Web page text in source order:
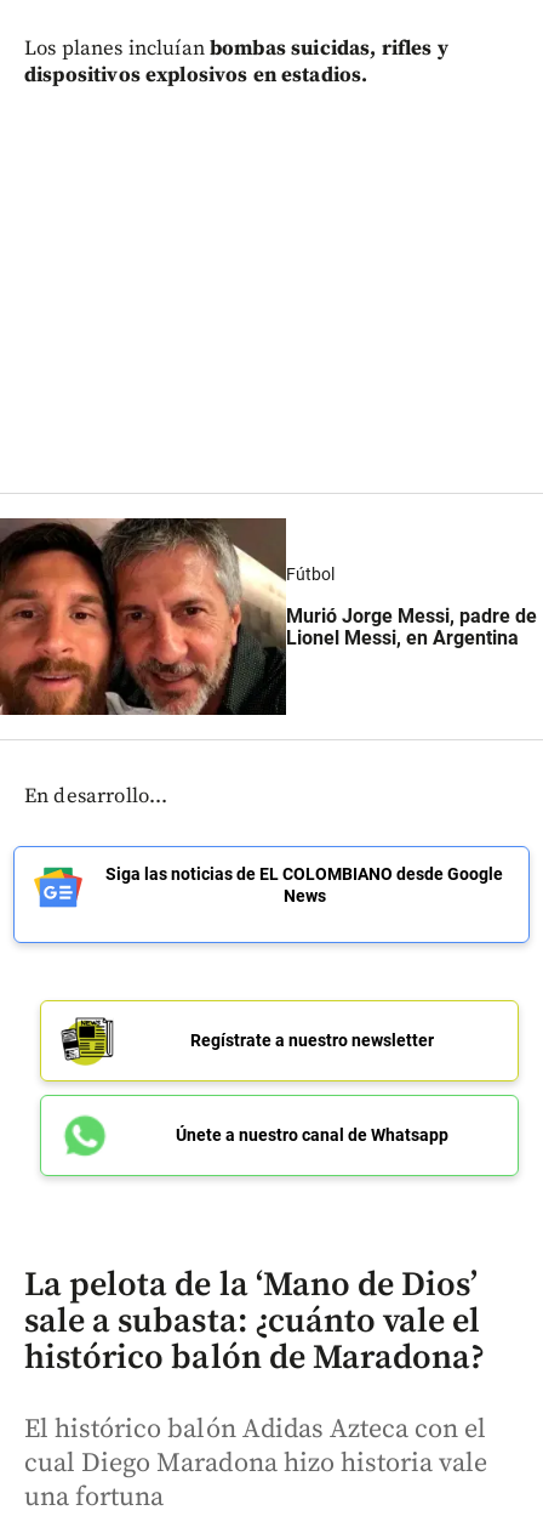
Los planes incluíanbombas suicidas, rifles y
dispositivos explosivos en estadios.
Fútbol
Murió Jorge Messi, padre de
Lionel Messi, en Argentina
En desarrollo...
Siga las noticias de EL COLOMBIANO desde Google
News
Regístrate a nuestro newsletter
Únete a nuestro canal de Whatsapp
La pelota de la ‘Mano de Dios’
sale a subasta: ¿cuánto vale el
histórico balón de Maradona?
El histórico balón Adidas Azteca con el
cual Diego Maradona hizo historia vale
una fortuna